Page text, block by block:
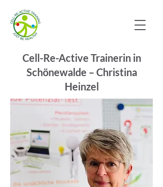
Cell-Re-Active Trainerin in
Schönewalde – Christina
Heinzel